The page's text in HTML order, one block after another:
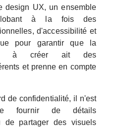
design UX, un ensemble
à la fois des
d'accessibilité et
pour garantir que la
à créer ait des
et prenne en compte
de confidentialité, il n'est
fournir de détails
de partager des visuels